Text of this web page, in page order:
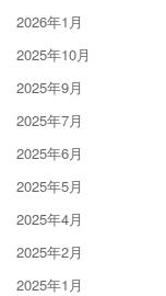
2026年1月
2025年10月
2025年9月
2025年7月
2025年6月
2025年5月
2025年4月
2025年2月
2025年1月